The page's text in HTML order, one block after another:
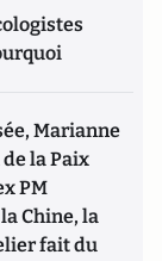
Marianne
la Paix
PM
Chine, la
fait du